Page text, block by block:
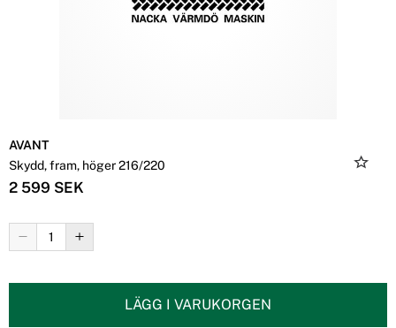
AVANT
Skydd, fram, höger 216/220
2 599 SEK
LÄGG I VARUKORGEN